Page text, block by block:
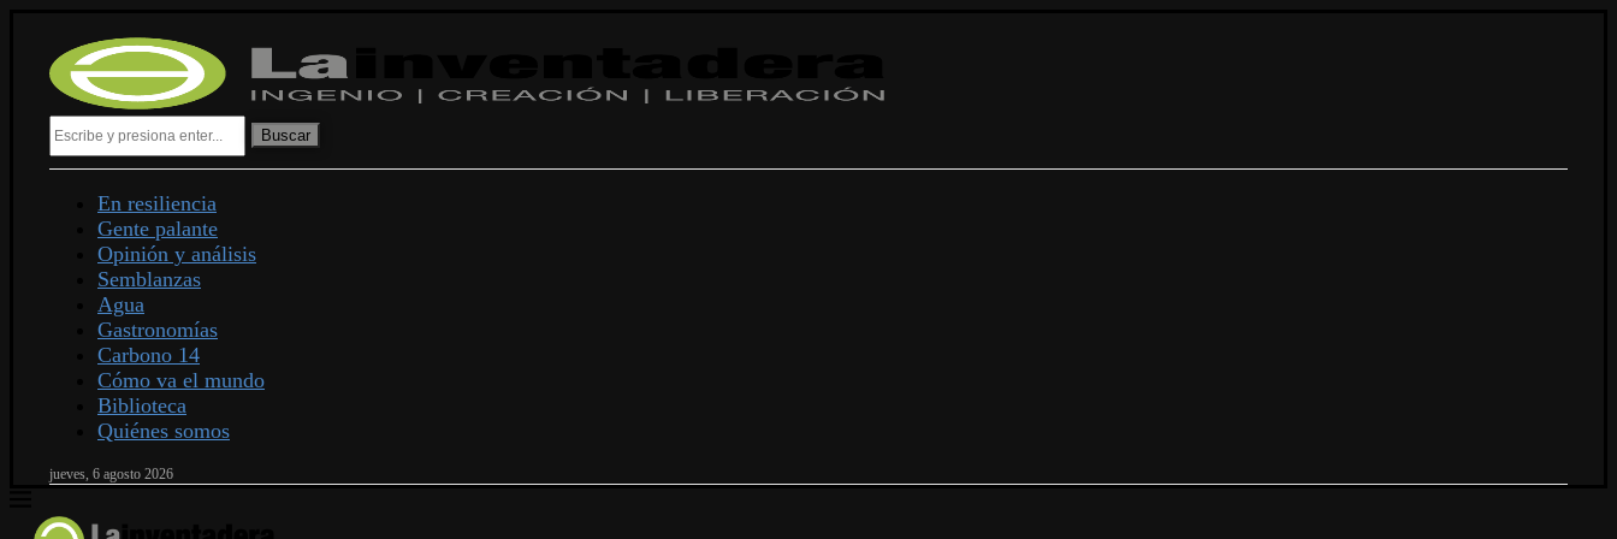
Buscar
En resiliencia
Gente palante
Opinión y análisis
Semblanzas
Agua
Gastronomías
Carbono 14
Cómo va el mundo
Biblioteca
Quiénes somos
jueves, 6 agosto 2026